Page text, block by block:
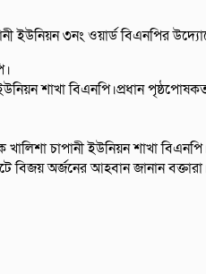
ইউনিয়ন ৩নং ওয়ার্ড বিএনপির
শাখা বিএনপি।প্রধান
চাপানী ইউনিয়ন শাখা
বিজয় অর্জনের আহবান জানান